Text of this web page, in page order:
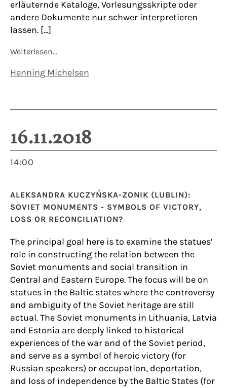
erläuternde Kataloge, Vorlesungsskripte oder
andere Dokumente nur schwer interpretieren
lassen. […]
Weiterlesen…
Henning Michelsen
16.11.2018
14:00
ALEKSANDRA KUCZYŃSKA-ZONIK (LUBLIN):
SOVIET MONUMENTS - SYMBOLS OF VICTORY,
LOSS OR RECONCILIATION?
The principal goal here is to examine the statues’
role in constructing the relation between the
Soviet monuments and social transition in
Central and Eastern Europe. The focus will be on
statues in the Baltic states where the controversy
and ambiguity of the Soviet heritage are still
actual. The Soviet monuments in Lithuania, Latvia
and Estonia are deeply linked to historical
experiences of the war and of the Soviet period,
and serve as a symbol of heroic victory (for
Russian speakers) or occupation, deportation,
and loss of independence by the Baltic States (for